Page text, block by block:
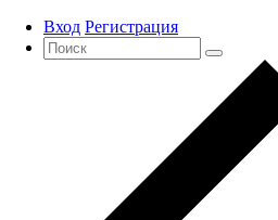
Вход Регистрация